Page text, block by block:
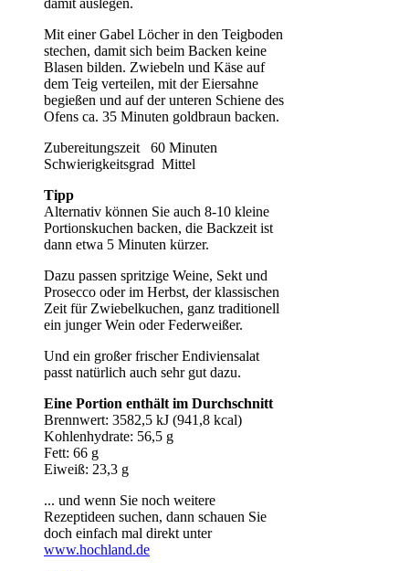
Mit einer Gabel Löcher in den Teigboden
stechen, damit sich beim Backen keine
Blasen bilden. Zwiebeln und Käse auf
dem Teig verteilen, mit der Eiersahne
begießen und auf der unteren Schiene des
Ofens ca. 35 Minuten goldbraun backen.
Zubereitungszeit 60 Minuten
Schwierigkeitsgrad Mittel
Tipp
Alternativ können Sie auch 8-10 kleine
Portionskuchen backen, die Backzeit ist
dann etwa 5 Minuten kürzer.
Dazu passen spritzige Weine, Sekt und
Prosecco oder im Herbst, der klassischen
Zeit für Zwiebelkuchen, ganz traditionell
ein junger Wein oder Federweißer.
Und ein großer frischer Endiviensalat
passt natürlich auch sehr gut dazu.
Eine Portion enthält im Durchschnitt
Brennwert: 3582,5 kJ (941,8 kcal)
Kohlenhydrate: 56,5 g
Fett: 66 g
Eiweiß: 23,3 g
... und wenn Sie noch weitere
Rezeptideen suchen, dann schauen Sie
doch einfach mal direkt unter
www.hochland.de